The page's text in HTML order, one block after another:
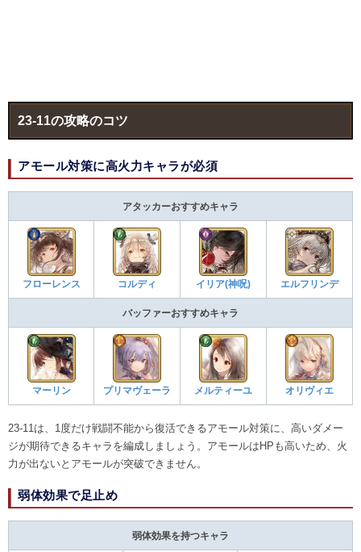
23-11の攻略のコツ
アモール対策に高火力キャラが必須
アタッカーおすすめキャラ
フローレンス コルディ イリア(神呪) エルフリンデ
バッファーおすすめキャラ
マーリン プリマヴェーラ メルティーユ オリヴィエ
23-11は、1度だけ戦闘不能から復活できるアモール対策に、高いダメー
ジが期待できるキャラを編成しましょう。アモールはHPも高いため、火
力が出ないとアモールが突破できません。
弱体効果で足止め
弱体効果を持つキャラ